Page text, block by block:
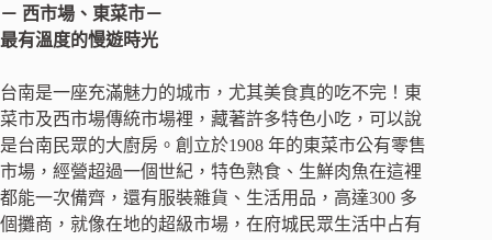
－ 西市場、東菜市－
最有溫度的慢遊時光
台南是一座充滿魅力的城市，尤其美食真的吃不完！東
菜市及西市場傳統市場裡，藏著許多特色小吃，可以說
是台南民眾的大廚房。創立於1908 年的東菜市公有零售
市場，經營超過一個世紀，特色熟食、生鮮肉魚在這裡
都能一次備齊，還有服裝雜貨、生活用品，高達300 多
個攤商，就像在地的超級市場，在府城民眾生活中占有